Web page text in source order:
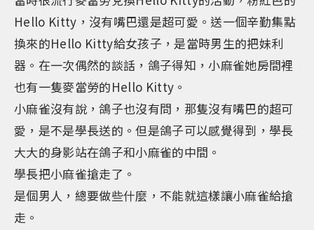
Hello Kitty，沒有嘴巴還是超可愛。送一個辛勤集點
換來的Hello Kitty給女孩子，是當時男生的把妹利
器。在一次偶然的談話，鴿子得知，小麻雀她房間裡
也有一隻麥當勞的Hello Kitty。
小麻雀沒有說，鴿子也沒有問，那隻沒有嘴巴的超可
愛，是不是學長送的。但是鴿子可以感覺得到，學長
大大的身影站在鴿子和小麻雀的中間。
學長把小麻雀搶走了。
是個男人，總要做些什麼，不能就這樣讓小麻雀給搶
走。